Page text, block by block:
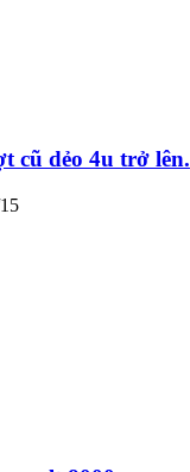
cũ dẻo 4u trở lên.